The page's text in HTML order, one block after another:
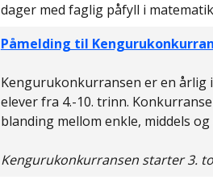
dager med faglig påfyll i
Påmelding til
Kengurukonkurransen er en
elever fra 4.-10. trinn.
blanding mellom enkle, middels
Kengurukonkurransen starter 3.